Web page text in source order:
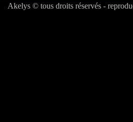
Akelys © tous droits réservés -